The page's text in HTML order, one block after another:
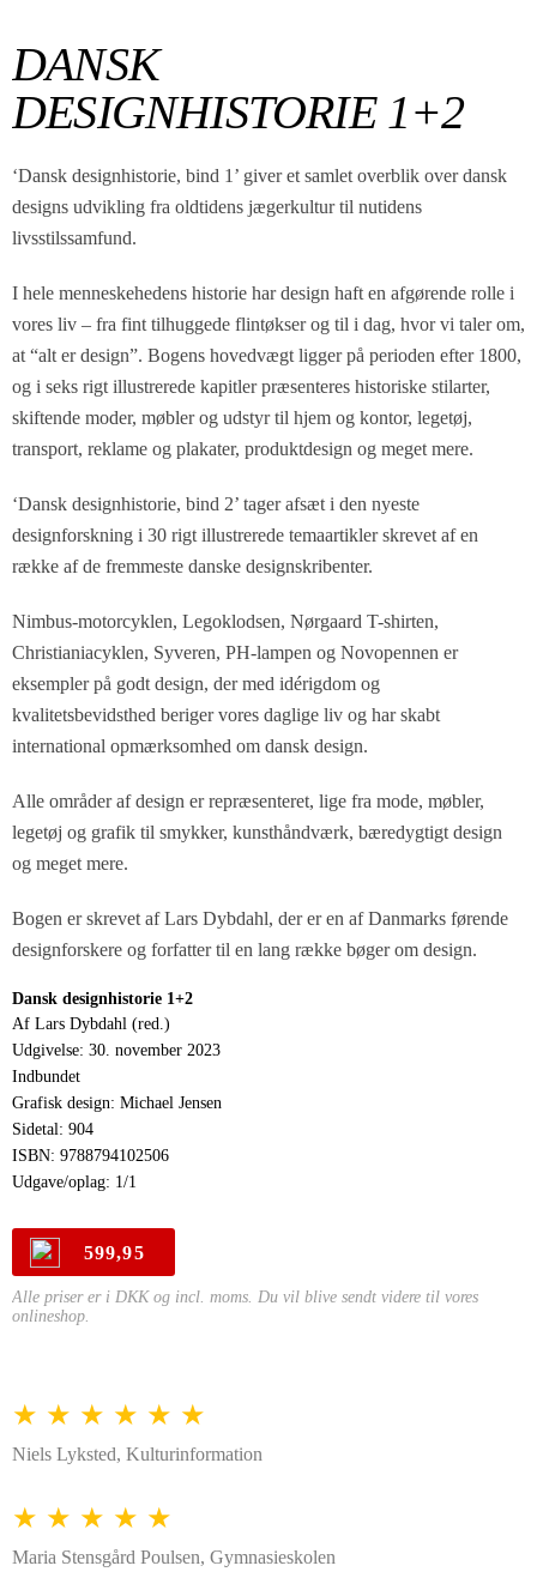
DANSK
DESIGNHISTORIE 1+2
‘Dansk designhistorie, bind 1’ giver et samlet overblik over dansk
designs udvikling fra oldtidens jægerkultur til nutidens
livsstilssamfund.
I hele menneskehedens historie har design haft en afgørende rolle i
vores liv – fra fint tilhuggede flintøkser og til i dag, hvor vi taler om,
at “alt er design”. Bogens hovedvægt ligger på perioden efter 1800,
og i seks rigt illustrerede kapitler præsenteres historiske stilarter,
skiftende moder, møbler og udstyr til hjem og kontor, legetøj,
transport, reklame og plakater, produktdesign og meget mere.
‘Dansk designhistorie, bind 2’ tager afsæt i den nyeste
designforskning i 30 rigt illustrerede temaartikler skrevet af en
række af de fremmeste danske designskribenter.
Nimbus-motorcyklen, Legoklodsen, Nørgaard T-shirten,
Christianiacyklen, Syveren, PH-lampen og Novopennen er
eksempler på godt design, der med idérigdom og
kvalitetsbevidsthed beriger vores daglige liv og har skabt
international opmærksomhed om dansk design.
Alle områder af design er repræsenteret, lige fra mode, møbler,
legetøj og grafik til smykker, kunsthåndværk, bæredygtigt design
og meget mere.
Bogen er skrevet af Lars Dybdahl, der er en af Danmarks førende
designforskere og forfatter til en lang række bøger om design.
Dansk designhistorie 1+2
Af Lars Dybdahl (red.)
Udgivelse: 30. november 2023
Indbundet
Grafisk design: Michael Jensen
Sidetal: 904
ISBN: 9788794102506
Udgave/oplag: 1/1
599,95
Alle priser er i DKK og incl. moms. Du vil blive sendt videre til vores
onlineshop.
★ ★ ★ ★ ★ ★
Niels Lyksted, Kulturinformation
★ ★ ★ ★ ★
Maria Stensgård Poulsen, Gymnasieskolen